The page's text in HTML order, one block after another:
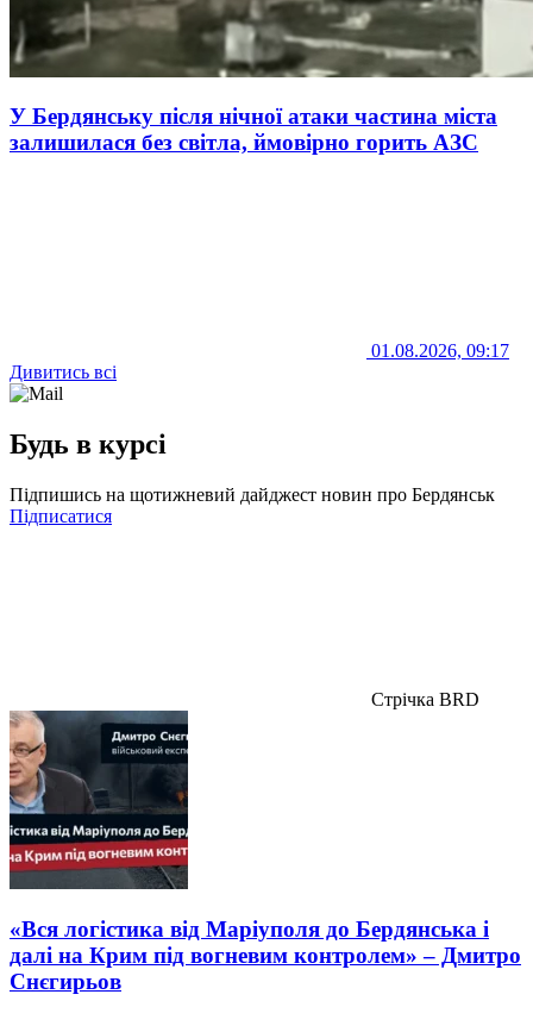
У Бердянську після нічної атаки частина міста
залишилася без світла, ймовірно горить АЗС
01.08.2026, 09:17
Дивитись всі
Будь в курсі
Підпишись на щотижневий дайджест новин про Бердянськ
Підписатися
Стрічка BRD
«Вся логістика від Маріуполя до Бердянська і
далі на Крим під вогневим контролем» – Дмитро
Снєгирьов